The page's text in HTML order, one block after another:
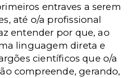
entraves a serem
até o/a profissional
entender por que, ao
linguagem direta e
científicos que o/a
compreende, gerando,